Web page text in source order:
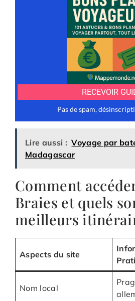
Lire aussi : Voyage par
Madagascar
Comment
Braies et quels
meilleurs
Aspects du site
Nom local